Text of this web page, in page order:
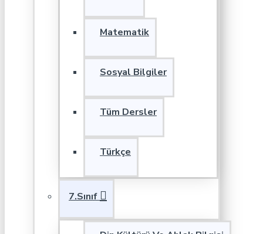
Matematik
Sosyal Bilgiler
Tüm Dersler
Türkçe
7.Sınıf